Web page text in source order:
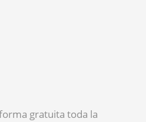
gratuita toda la